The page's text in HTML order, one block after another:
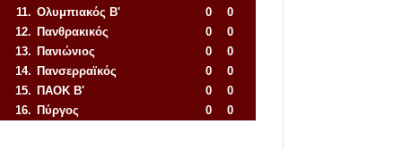
11. Ολυμπιακός Β' 0
0
12. Πανθρακικός 0
0
13. Πανιώνιος 0
0
14. Πανσερραϊκός 0
0
15. ΠΑΟΚ Β' 0
0
16. Πύργος 0
0